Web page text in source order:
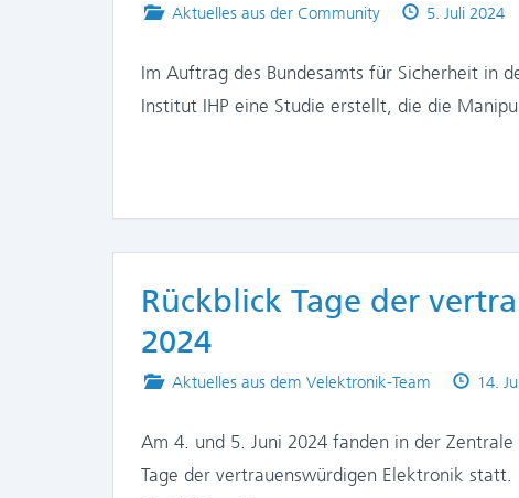
Posted
Aktuelles aus der Community
Published
5. Juli 2024
Im Auftrag des Bundesamts für Sicherheit in
Institut IHP eine Studie erstellt, die die
Rückblick Tage der
2024
Posted
Aktuelles aus dem Velektronik-Team 14.
Am 4. und 5. Juni 2024 fanden in der
Tage der vertrauenswürdigen Elektronik